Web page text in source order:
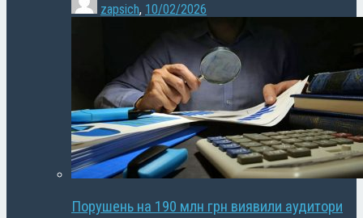
zapsich, 10/02/2026
Порушень на 190 млн грн виявили аудитори